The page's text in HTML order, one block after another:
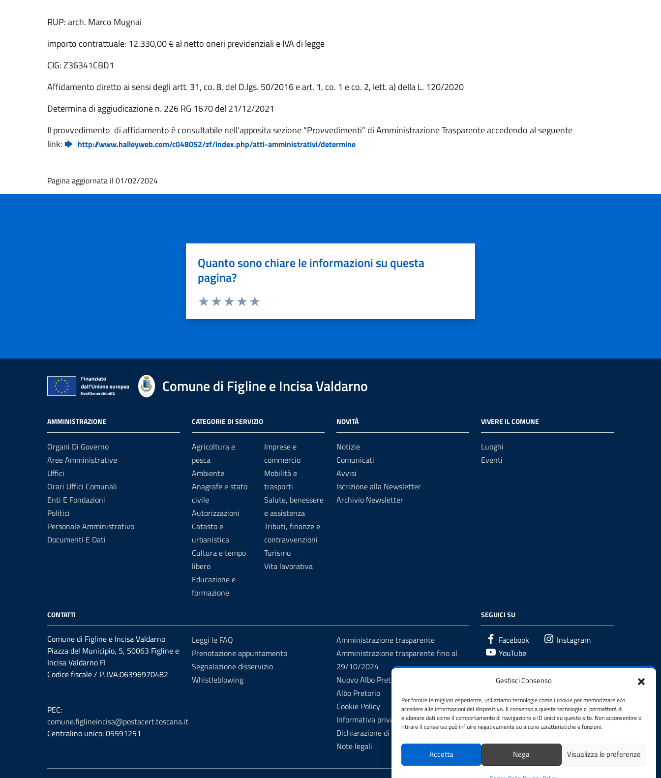
Gestisci Consenso
Per fornire le migliori esperienze, utilizziamo tecnologie come i cookie per memorizzare e/o
accedere alle informazioni del dispositivo. Il consenso a queste tecnologie ci permetterà di
elaborare dati come il comportamento di navigazione o ID unici su questo sito. Non acconsentire o
ritirare il consenso può influire negativamente su alcune caratteristiche e funzioni.
Accetta Nega Visualizza le preferenze
RUP: arch. Marco Mugnai
importo contrattuale: 12.330,00 € al netto oneri previdenziali e IVA di legge
CIG: Z36341CBD1
Affidamento diretto ai sensi degli artt. 31, co. 8, del D.lgs. 50/2016 e art. 1, co. 1 e co. 2, lett. a) della L. 120/2020
Determina di aggiudicazione n. 226 RG 1670 del 21/12/2021
Il provvedimento di affidamento è consultabile nell’apposita sezione “Provvedimenti” di Amministrazione Trasparente accedendo al seguente
link:
http://www.halleyweb.com/c048052/zf/index.php/atti-amministrativi/determine
Pagina aggiornata il 01/02/2024
Quanto sono chiare le informazioni su questa
pagina?
Comune di Figline e Incisa Valdarno
AMMINISTRAZIONE
Organi Di Governo
Aree Amministrative
Uffici
Orari Uffici Comunali
Enti E Fondazioni
Politici
Personale Amministrativo
Documenti E Dati
CATEGORIE DI SERVIZIO
Agricoltura e
pesca
Ambiente
Anagrafe e stato
civile
Autorizzazioni
Catasto e
urbanistica
Cultura e tempo
libero
Educazione e
formazione
Imprese e
commercio
Mobilità e
trasporti
Salute, benessere
e assistenza
Tributi, finanze e
contravvenzioni
Turismo
Vita lavorativa
NOVITÀ
Notizie
Comunicati
Avvisi
Iscrizione alla Newsletter
Archivio Newsletter
VIVERE IL COMUNE
Luoghi
Eventi
CONTATTI
Comune di Figline e Incisa Valdarno
Piazza del Municipio, 5, 50063 Figline e
Incisa Valdarno FI
Codice fiscale / P. IVA:06396970482
PEC:
comune.figlineincisa@postacert.toscana.it
Centralino unico: 05591251
Leggi le FAQ
Prenotazione appuntamento
Segnalazione disservizio
Whistleblowing
Amministrazione trasparente
Amministrazione trasparente fino al
29/10/2024
Nuovo Albo Pretorio
Albo Pretorio
Cookie Policy
Informativa privacy
Dichiarazione di accessibilità
Note legali
SEGUICI SU
Facebook
Instagram
YouTube